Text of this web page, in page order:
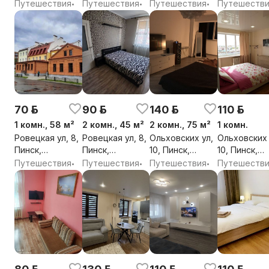
61, Пинск,
Брестская обл.
Путешествия•
Пинск,
Брестская обл.
Путешествия•
61, Пинск,
Брестская обл.
Путешествия•
Брестская
70 р.
1 комн., 58 м²
Ровецкая ул, 8,
Пинск,
Брестская обл.
Путешествия•
90 р.
2 комн., 45 м²
Ровецкая ул, 8,
Пинск,
Брестская обл.
Путешествия•
140 р.
2 комн., 75 м²
Ольховских ул,
10, Пинск,
Брестская обл.
Путешествия•
110 р.
1 комн.
Ольховских
10, Пинск,
Брестская